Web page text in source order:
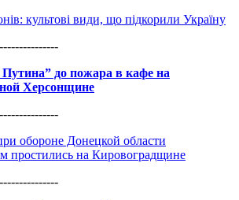
культові види, що підкорили Україну
до пожара в кафе на
Херсонщине
обороне Донецкой области
простились на Кировоградщине